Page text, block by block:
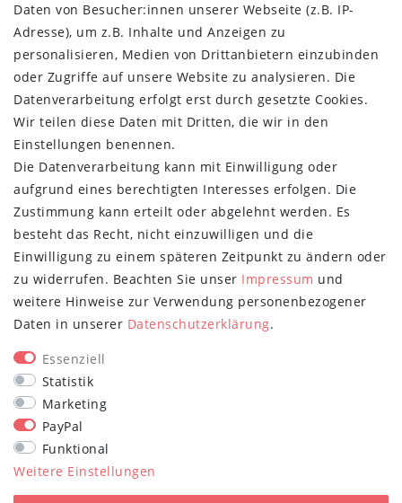
Daten­schutz­erklärung
AGB
Barrierefreiheitserklärung
Widerrufs­recht
Vertrag widerrufen
Über uns
Retoure
Versand- und Zahlungsbedingungen
NEWSLETTER
E-MAIL **
Newsletter
Honig
Daten­schutz­erklärung
Meine Einwilligung kann ich jederzeit widerrufen.**
Daten von Besucher:innen unserer Webseite (z.B. IP-
Adresse), um z.B. Inhalte und Anzeigen zu
personalisieren, Medien von Drittanbietern einzubinden
oder Zugriffe auf unsere Website zu analysieren. Die
Datenverarbeitung erfolgt erst durch gesetzte Cookies.
Wir teilen diese Daten mit Dritten, die wir in den
Einstellungen benennen.
Die Datenverarbeitung kann mit Einwilligung oder
aufgrund eines berechtigten Interesses erfolgen. Die
Zustimmung kann erteilt oder abgelehnt werden. Es
besteht das Recht, nicht einzuwilligen und die
Einwilligung zu einem späteren Zeitpunkt zu ändern oder
zu widerrufen. Beachten Sie unser Impressum und
weitere Hinweise zur Verwendung personenbezogener
Daten in unserer Daten­schutz­erklärung.
Essenziell
Statistik
Marketing
PayPal
Funktional
Weitere Einstellungen